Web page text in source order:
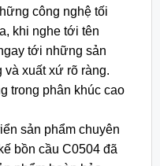
công nghệ tối
khi nghe tới tên
tới những sản
xuất xứ rõ ràng.
trong phân khúc cao
sản phẩm chuyên
bồn cầu C0504 đã